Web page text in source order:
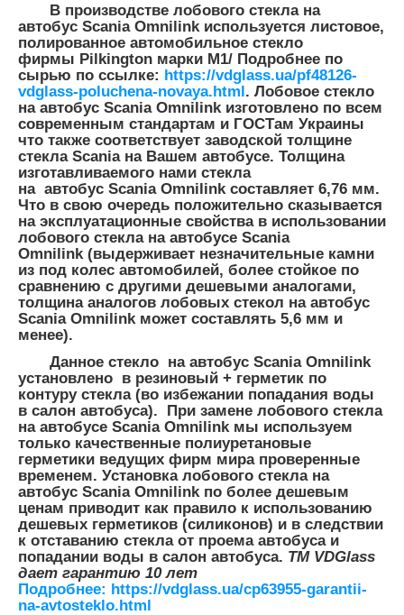
В производстве лобового стекла на
автобус Scania Omnilink используется листовое,
полированное автомобильное стекло
фирмы Pilkington марки М1/ Подробнее по
сырью по ссылке: https://vdglass.ua/pf48126-
vdglass-poluchena-novaya.html. Лобовое стекло
на автобус Scania Omnilink изготовлено по всем
современным стандартам и ГОСТам Украины
что также соответствует заводской толщине
стекла Scania на Вашем автобусе. Толщина
изготавливаемого нами стекла
на автобус Scania Omnilink составляет 6,76 мм.
Что в свою очередь положительно сказывается
на эксплуатационные свойства в использовании
лобового стекла на автобусе Scania
Omnilink (выдерживает незначительные камни
из под колес автомобилей, более стойкое по
сравнению с другими дешевыми аналогами,
толщина аналогов лобовых стекол на автобус
Scania Omnilink может составлять 5,6 мм и
менее).
Данное стекло на автобус Scania Omnilink
установлено в резиновый + герметик по
контуру стекла (во избежании попадания воды
в салон автобуса). При замене лобового стекла
на автобусе Scania Omnilink мы используем
только качественные полиуретановые
герметики ведущих фирм мира проверенные
временем. Установка лобового стекла на
автобус Scania Omnilink по более дешевым
ценам приводит как правило к использованию
дешевых герметиков (силиконов) и в следствии
к отставанию стекла от проема автобуса и
попадании воды в салон автобуса. TM VDGlass
дает гарантию 10 лет
Подробнее: https://vdglass.ua/cp63955-garantii-
na-avtosteklo.html